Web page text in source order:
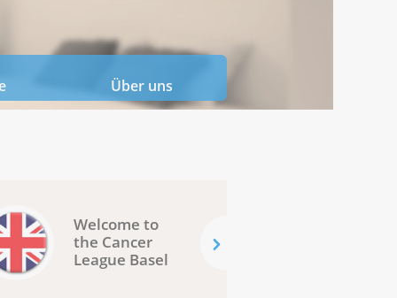
Über uns
Welcome to
the Cancer
League Basel